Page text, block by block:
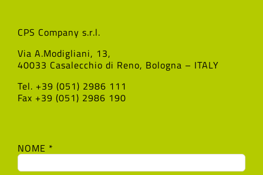
CPS Company s.r.l.
Via A.Modigliani, 13,
40033 Casalecchio di Reno, Bologna – ITALY
Tel. +39 (051) 2986 111
Fax +39 (051) 2986 190
NOME *